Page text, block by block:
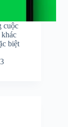
cuộc
biệt